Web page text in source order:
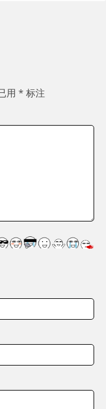
用 * 标注